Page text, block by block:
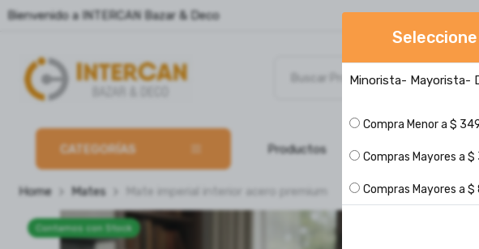
Bienvenido a INTERCAN Bazar & Deco
CATEGORÍAS Productos Políticas Envíos
Home Mates Mate imperial interior acero premium
Contamos con Stock
Minorista- Mayorista-
Compra Menor a $
Compras Mayores a
Compras Mayores a